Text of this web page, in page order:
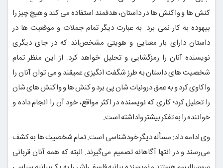
کنش ها و واکنش ها در داستان، هدفمند استفاده می کند و هیچ چیز را
بیهوده به کار نمی برد. به عبارت دیگر تمام جملات و موقعیت ها در
داستان دارای بار معنایی و هویتی مشخص‌اند که در جای دیگری
نویسنده آنان را رمزگشایی و تحلیل خواهد کرد. از این منظر تمام
شخصیت های داستان به طرز شگفت انگیزی عمیقند و می توان آنان را
واکاوی کرد و به عمق درونیات شان پی برد و کنش ها و واکنش های شان
را تحلیل کرد؛ کاری که نویسنده در اکثر مواقع، خود آن را انجام داده و
خواننده را به تفکر بیشتر واداشته است.
وی ادامه داد: مسأله دیگر خودشناسی است. تمام شخصیت ها به کشف
می‌رسند و در انتها آگاهانه تصمیم می‌گیرند. البته که همه آنان قربانی